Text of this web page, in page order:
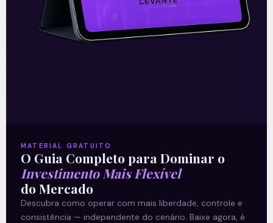
Recomendado para
você
A reunião do Comitê de Política Monetária
(Copom) encerrada na quarta-feira (5)
confirmou as expectativas quase
unânimes dos investidores e reduziu a taxa
Selic em
MATERIAL GRATUITO
O Guia Completo para Dominar o
Investimento Mais Flexível
do Mercado
Descubra como operar com mais liberdade, controle e
consistência — independente do cenário. Baixe agora, é